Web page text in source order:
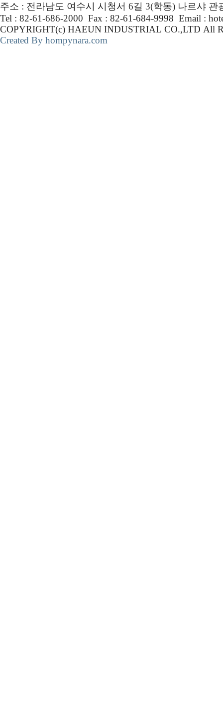
주소 : 전라남도 여수시 시청서 6길 3(학동) 나르샤 관
Tel : 82-61-686-2000 Fax : 82-61-684-9998 Email :
COPYRIGHT(c) HAEUN INDUSTRIAL CO.,LTD All
Created By hompynara.com